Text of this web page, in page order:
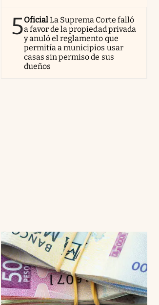
5OficialLa Suprema Corte falló
a favor de la propiedad privada
y anuló el reglamento que
permitía a municipios usar
casas sin permiso de sus
dueños